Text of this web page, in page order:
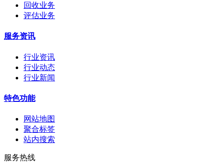
回收业务
评估业务
服务资讯
行业资讯
行业动态
行业新闻
特色功能
网站地图
聚合标签
站内搜索
服务热线